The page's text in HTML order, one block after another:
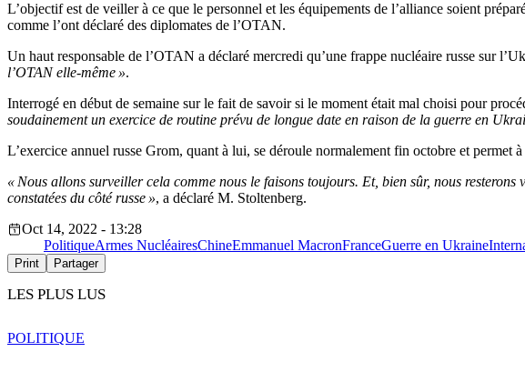
L’objectif est de veiller à ce que le personnel et les équipements de l’alliance soient
comme l’ont déclaré des diplomates de l’OTAN.
Un haut responsable de l’OTAN a déclaré mercredi qu’une frappe nucléaire russe sur
l’OTAN elle-même ».
Interrogé en début de semaine sur le fait de savoir si le moment était mal choisi pour
soudainement un exercice de routine prévu de longue date en raison de la guerre en
L’exercice annuel russe Grom, quant à lui, se déroule normalement fin octobre et permet
« Nous allons surveiller cela comme nous le faisons toujours. Et, bien sûr, nous
constatées du côté russe », a déclaré M. Stoltenberg.
Oct 14, 2022 - 13:28
PolitiqueArmes NucléairesChineEmmanuel MacronFranceGuerre en Ukraine
Print Partager
LES PLUS LUS
POLITIQUE